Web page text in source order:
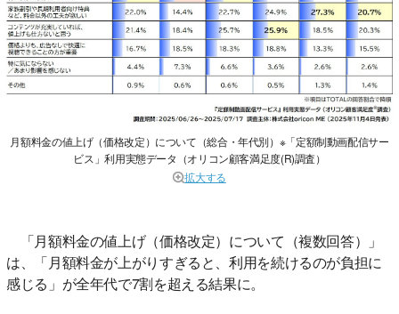
月額料金の値上げ（価格改定）について（総合・年代別）※「定額制動画配信サー
ビス」利用実態データ（オリコン顧客満足度(R)調査）
拡大する
「月額料金の値上げ（価格改定）について（複数回答）」
は、「月額料金が上がりすぎると、利用を続けるのが負担に
感じる」が全年代で7割を超える結果に。